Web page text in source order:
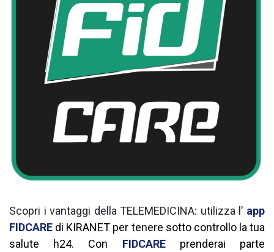
Scopri i vantaggi della TELEMEDICINA: utilizza l’ app
FIDCARE di KIRANET per tenere sotto controllo la tua
salute h24. Con FIDCARE prenderai parte